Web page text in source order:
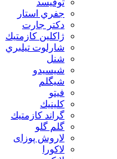
توفيسد
جفري استار
دكتر جارت
ژاكلين كازمتيك
شارلوت تيلبري
شنل
شيسيدو
شیگلم
فيتو
كلينيك
گراند كازمتيك
گلم گلو
لاروش پوزای
لاكورا